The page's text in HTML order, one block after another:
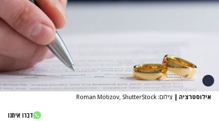
אילוסטרציה | צילום: Roman Motizov, ShutterStock
דברו איתנו